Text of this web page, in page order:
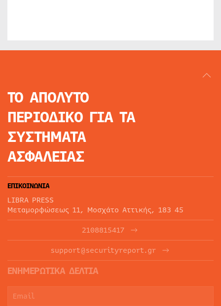
ΤΟ ΑΠΟΛΥΤΟ
ΠΕΡΙΟΔΙΚΟ ΓΙΑ ΤΑ
ΣΥΣΤΗΜΑΤΑ
ΑΣΦΑΛΕΙΑΣ
ΕΠΙΚΟΙΝΩΝΙΑ
LIBRA PRESS
Μεταμορφώσεως 11, Μοσχάτο Αττικής, 183 45
2108815417
support@securityreport.gr
ΕΝΗΜΕΡΩΤΙΚΑ ΔΕΛΤΙΑ